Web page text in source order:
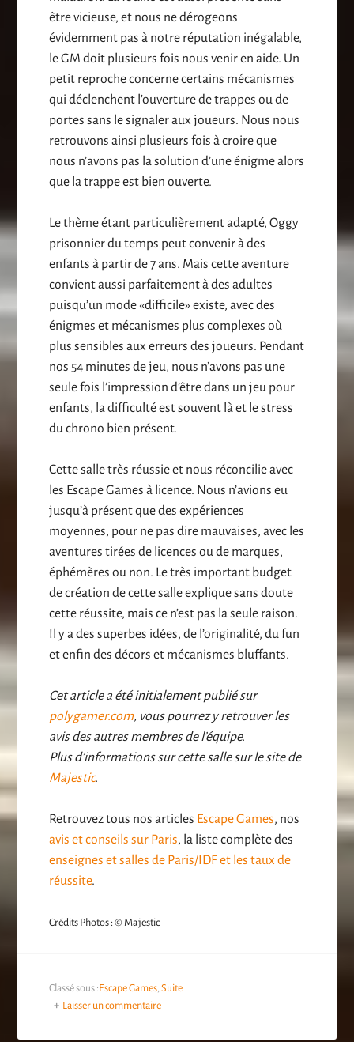
être vicieuse, et nous ne dérogeons
évidemment pas à notre réputation inégalable,
le GM doit plusieurs fois nous venir en aide. Un
petit reproche concerne certains mécanismes
qui déclenchent l’ouverture de trappes ou de
portes sans le signaler aux joueurs. Nous nous
retrouvons ainsi plusieurs fois à croire que
nous n’avons pas la solution d’une énigme alors
que la trappe est bien ouverte.
Le thème étant particulièrement adapté, Oggy
prisonnier du temps peut convenir à des
enfants à partir de 7 ans. Mais cette aventure
convient aussi parfaitement à des adultes
puisqu’un mode «difficile» existe, avec des
énigmes et mécanismes plus complexes où
plus sensibles aux erreurs des joueurs. Pendant
nos 54 minutes de jeu, nous n’avons pas une
seule fois l’impression d’être dans un jeu pour
enfants, la difficulté est souvent là et le stress
du chrono bien présent.
Cette salle très réussie et nous réconcilie avec
les Escape Games à licence. Nous n’avions eu
jusqu’à présent que des expériences
moyennes, pour ne pas dire mauvaises, avec les
aventures tirées de licences ou de marques,
éphémères ou non. Le très important budget
de création de cette salle explique sans doute
cette réussite, mais ce n’est pas la seule raison.
Il y a des superbes idées, de l’originalité, du fun
et enfin des décors et mécanismes bluffants.
Cet article a été initialement publié sur
polygamer.com, vous pourrez y retrouver les
avis des autres membres de l’équipe.
Plus d’informations sur cette salle sur le site de
Majestic.
Retrouvez tous nos articles Escape Games, nos
avis et conseils sur Paris, la liste complète des
enseignes et salles de Paris/IDF et les taux de
réussite.
Crédits Photos : © Majestic
Classé sous :Escape Games ,Suite
Laisser un commentaire